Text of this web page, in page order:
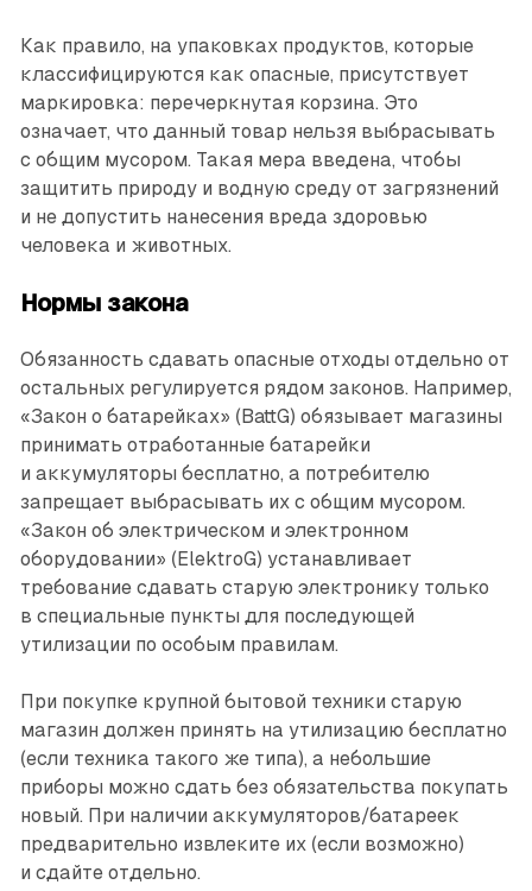
Как правило, на упаковках продуктов, которые
классифицируются как опасные, присутствует
маркировка: перечеркнутая корзина. Это
означает, что данный товар нельзя выбрасывать
с общим мусором. Такая мера введена, чтобы
защитить природу и водную среду от загрязнений
и не допустить нанесения вреда здоровью
человека и животных.
Нормы закона
Обязанность сдавать опасные отходы отдельно от
остальных регулируется рядом законов. Например,
«Закон о батарейках» (BattG) обязывает магазины
принимать отработанные батарейки
и аккумуляторы бесплатно, а потребителю
запрещает выбрасывать их с общим мусором.
«Закон об электрическом и электронном
оборудовании» (ElektroG) устанавливает
требование сдавать старую электронику только
в специальные пункты для последующей
утилизации по особым правилам.
При покупке крупной бытовой техники старую
магазин должен принять на утилизацию бесплатно
(если техника такого же типа), а небольшие
приборы можно сдать без обязательства покупать
новый. При наличии аккумуляторов/батареек
предварительно извлеките их (если возможно)
и сдайте отдельно.